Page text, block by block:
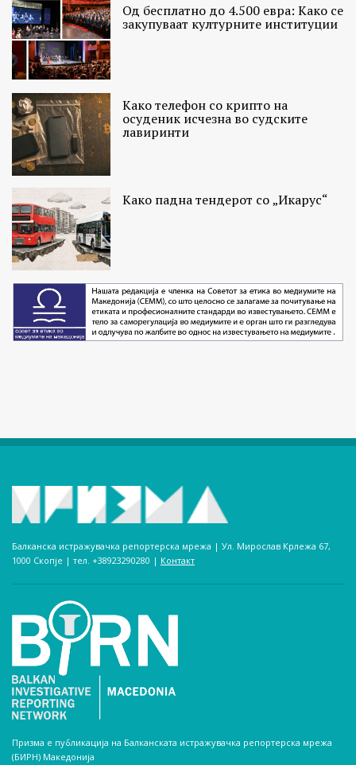
Од бесплатно до 4.500 евра: Како се
закупуваат културните институции
Како телефон со крипто на
осуденик исчезна во судските
лавиринти
Како падна тендерот со „Икарус“
Балканска истражувачка репортерска мрежа | Ул. Мирослав Крлежа 67,
1000 Скопје | тел. +38923290280­ | Контакт
Призма е публикација на Балканската истражувачка репортерска мрежа
(БИРН) Македонија